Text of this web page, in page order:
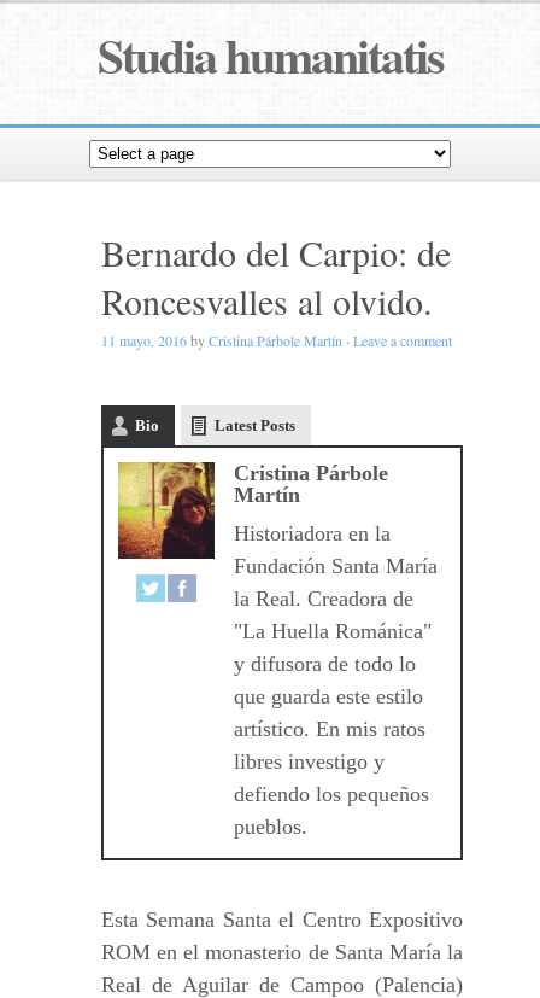
Studia humanitatis
Bernardo del Carpio: de
Roncesvalles al olvido.
11 mayo, 2016byCristina Párbole Martín · Leave a comment
Bio Latest Posts
Cristina Párbole
Martín
Historiadora en la
Fundación Santa María
la Real. Creadora de
"La Huella Románica"
y difusora de todo lo
que guarda este estilo
artístico. En mis ratos
libres investigo y
defiendo los pequeños
pueblos.
Esta Semana Santa el Centro Expositivo
ROM en el monasterio de Santa María la
Real de Aguilar de Campoo (Palencia)